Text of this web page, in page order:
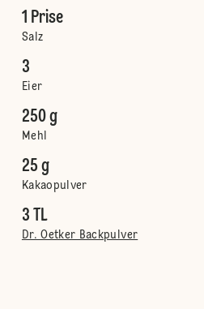
1 Prise
Salz
3
Eier
250 g
Mehl
25 g
Kakaopulver
3 TL
Dr. Oetker Backpulver